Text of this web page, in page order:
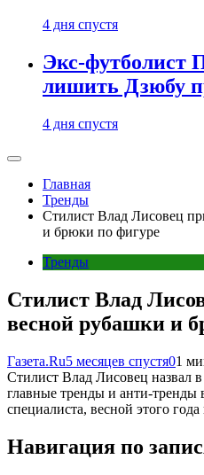
4 дня спустя
Экс-футболист
лишить Дзюбу
4 дня спустя
Главная
Тренды
Стилист Влад Лисовец
и брюки по фигуре
Тренды
Стилист Влад
весной рубашки и
Газета.Ru5 месяцев спустя01
Стилист Влад Лисовец назвал
главные тренды и анти-тренды
специалиста, весной этого года
Навигация по